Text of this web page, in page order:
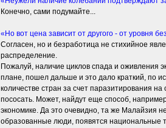
Конечно, сами подумайте...
«Но вот цена зависит от другого - от уровня
Согласен, но и безработица не стихийное
распределение.
Пожалуй, наличие циклов спада и оживления
плане, пошел дальше и это дало краткий, по
количестве стран за счет паразитирования
пососать. Может, найдут еще способ,
экономике. Да это очевидно, та же Малайзия
образованные люди, появятся национальные